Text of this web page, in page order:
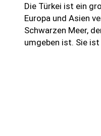
Die Türkei ist ein
Europa und Asien
Schwarzen Meer,
umgeben ist. Sie